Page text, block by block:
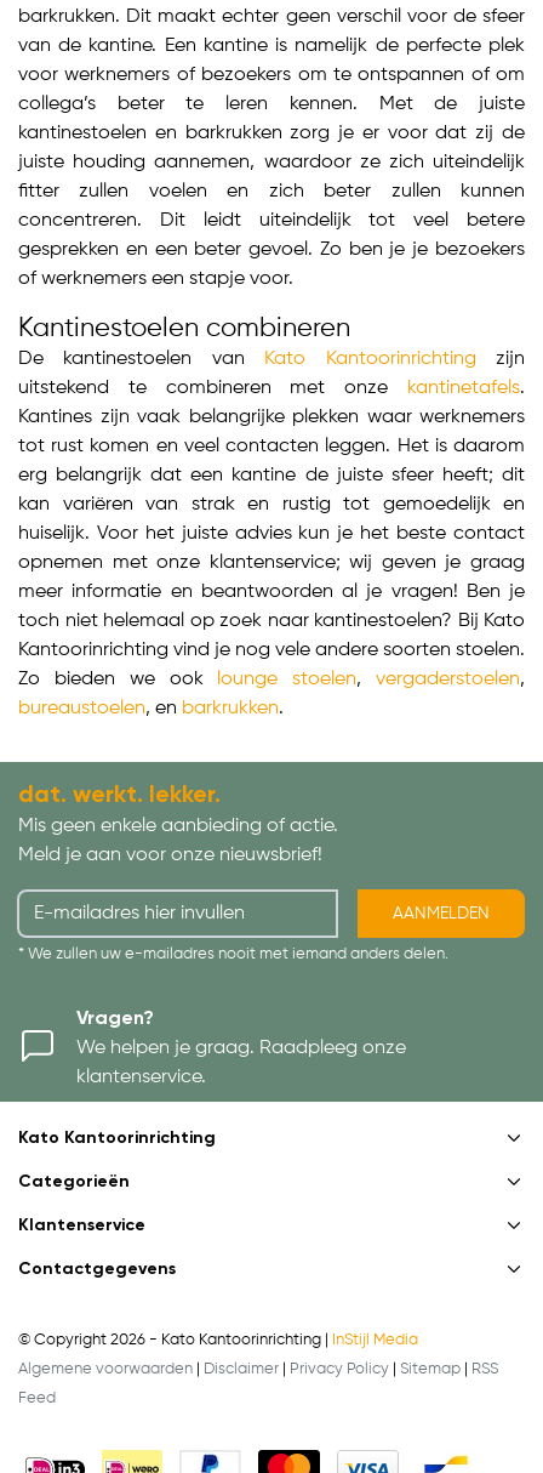
barkrukken. Dit maakt echter geen verschil voor de sfeer
van de kantine. Een kantine is namelijk de perfecte plek
voor werknemers of bezoekers om te ontspannen of om
collega’s beter te leren kennen. Met de juiste
kantinestoelen en barkrukken zorg je er voor dat zij de
juiste houding aannemen, waardoor ze zich uiteindelijk
fitter zullen voelen en zich beter zullen kunnen
concentreren. Dit leidt uiteindelijk tot veel betere
gesprekken en een beter gevoel. Zo ben je je bezoekers
of werknemers een stapje voor.
Kantinestoelen combineren
De kantinestoelen van Kato Kantoorinrichting zijn
uitstekend te combineren met onze kantinetafels.
Kantines zijn vaak belangrijke plekken waar werknemers
tot rust komen en veel contacten leggen. Het is daarom
erg belangrijk dat een kantine de juiste sfeer heeft; dit
kan variëren van strak en rustig tot gemoedelijk en
huiselijk. Voor het juiste advies kun je het beste contact
opnemen met onze klantenservice; wij geven je graag
meer informatie en beantwoorden al je vragen! Ben je
toch niet helemaal op zoek naar kantinestoelen? Bij Kato
Kantoorinrichting vind je nog vele andere soorten stoelen.
Zo bieden we ook lounge stoelen,vergaderstoelen,
bureaustoelen, en barkrukken.
dat. werkt. lekker.
Mis geen enkele aanbieding of actie.
Meld je aan voor onze nieuwsbrief!
AANMELDEN
* We zullen uw e-mailadres nooit met iemand anders delen.
Vragen?
We helpen je graag. Raadpleeg onze
klantenservice.
Kato Kantoorinrichting
Categorieën
Klantenservice
Contactgegevens
© Copyright 2026 - Kato Kantoorinrichting |
InStijl Media
Algemene voorwaarden
Disclaimer Privacy Policy Sitemap
RSS
Feed